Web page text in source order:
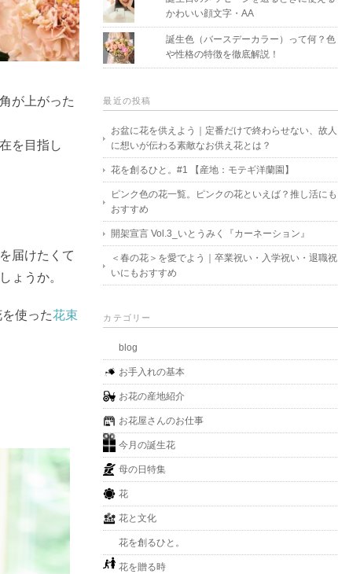
が上がった
を目指し
届けたくて
ょうか。
使った花束
かわいい顔文字・AA
誕生色（バースデーカラー）って何？色
や性格の特徴を徹底解説！
最近の投稿
お盆に花を供えよう｜定番だけで終わらせない、故人
に想いが伝わる素敵なお供え花とは？
花を創るひと。#1 【産地：モテギ洋蘭園】
ピンク色の花一覧。ピンクの花といえば？推し活にも
おすすめ
開架宣言 Vol.3_いとうみく『カーネーション』
＜春の花＞を愛でよう｜卒業祝い・入学祝い・退職祝
いにもおすすめ
カテゴリー
blog
お手入れの基本
お花の産地紹介
お花屋さんのお仕事
今月の誕生花
母の日特集
花
花と文化
花を創るひと。
花を贈る時